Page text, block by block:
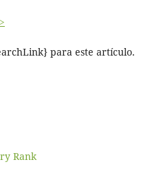
para este artículo.